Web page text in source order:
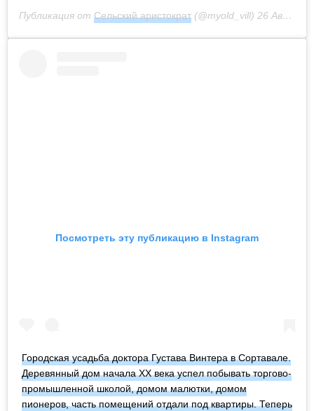
Публикация от Сельский аристократ (@myold_vill) 26 Авг 2020 в 2:54 PDT
Посмотреть эту публикацию в Instagram
Городская усадьба доктора Густава Винтера в Сортавале.
Деревянный дом начала XX века успел побывать торгово-
промышленной школой, домом малютки, домом
пионеров, часть помещений отдали под квартиры. Теперь